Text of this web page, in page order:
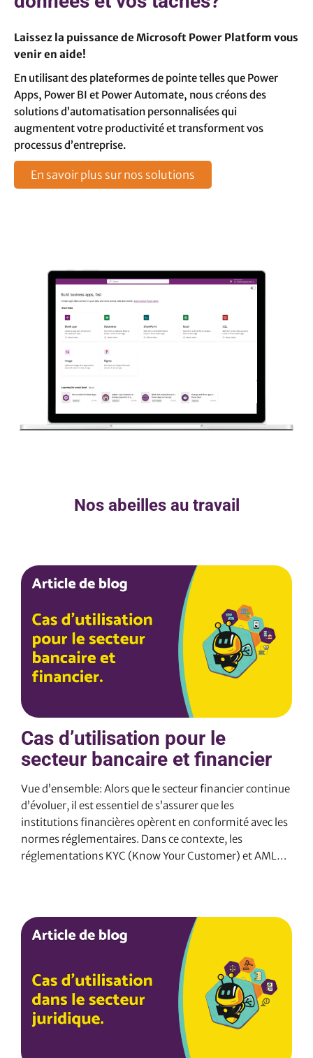
Laissez la puissance de Microsoft Power Platform vous
venir en aide!
En utilisant des plateformes de pointe telles que Power
Apps, Power BI et Power Automate, nous créons des
solutions d’automatisation personnalisées qui
augmentent votre productivité et transforment vos
processus d’entreprise.
En savoir plus sur nos solutions
Nos abeilles au travail
Cas d’utilisation pour le
secteur bancaire et financier
Vue d’ensemble: Alors que le secteur financier continue
d’évoluer, il est essentiel de s’assurer que les
institutions financières opèrent en conformité avec les
normes réglementaires. Dans ce contexte, les
réglementations KYC (Know Your Customer) et AML
des documents soumis par les bénéficiaires potentiels
de prêts peut être longue et coûteuse. 2. La solution: Le
robot conçu pour la vérification KYC AML automatise le
processus de collecte et d’analyse des données des
bénéficiaires potentiels de prêts. Il est programmé pour
collecter…